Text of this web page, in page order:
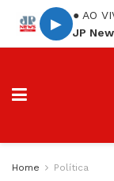
▶
● AO
JP
Home Política